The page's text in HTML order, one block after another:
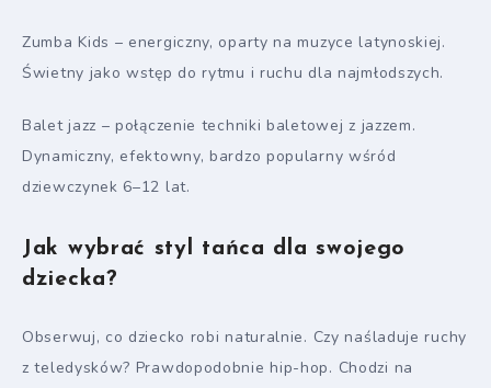
Zumba Kids – energiczny, oparty na muzyce latynoskiej.
Świetny jako wstęp do rytmu i ruchu dla najmłodszych.
Balet jazz – połączenie techniki baletowej z jazzem.
Dynamiczny, efektowny, bardzo popularny wśród
dziewczynek 6–12 lat.
Jak wybrać styl tańca dla swojego
dziecka?
Obserwuj, co dziecko robi naturalnie. Czy naśladuje ruchy
z teledysków? Prawdopodobnie hip-hop. Chodzi na